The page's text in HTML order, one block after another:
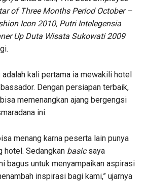
of Three Months Period October –
Icon 2010, Putri Intelegensia
Up Duta Wisata Sukowati 2009
adalah kali pertama ia mewakili hotel
Dengan persiapan terbaik,
memenangkan ajang bergengsi
ini.
menang karna peserta lain punya
hotel. Sedangkan basicsaya
bagus untuk menyampaikan aspirasi
inspirasi bagi kami,” ujarnya